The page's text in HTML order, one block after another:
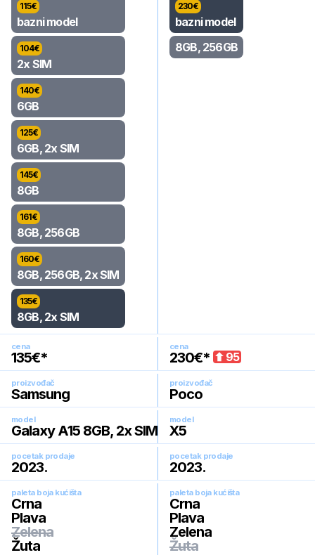
115€
bazni model
104€
2x SIM
140€
6GB
125€
6GB, 2x SIM
145€
8GB
161€
8GB, 256GB
160€
8GB, 256GB, 2x SIM
135€
8GB, 2x SIM
230€
bazni model
8GB, 256GB
cena
135€*
cena
230€* 95
proizvođač
Samsung
proizvođač
Poco
model
Galaxy A15 8GB, 2x SIM
model
X5
pocetak prodaje
2023.
pocetak prodaje
2023.
paleta boja kućišta
Crna
Plava
Zelena
Žuta
paleta boja kućišta
Crna
Plava
Zelena
Žuta